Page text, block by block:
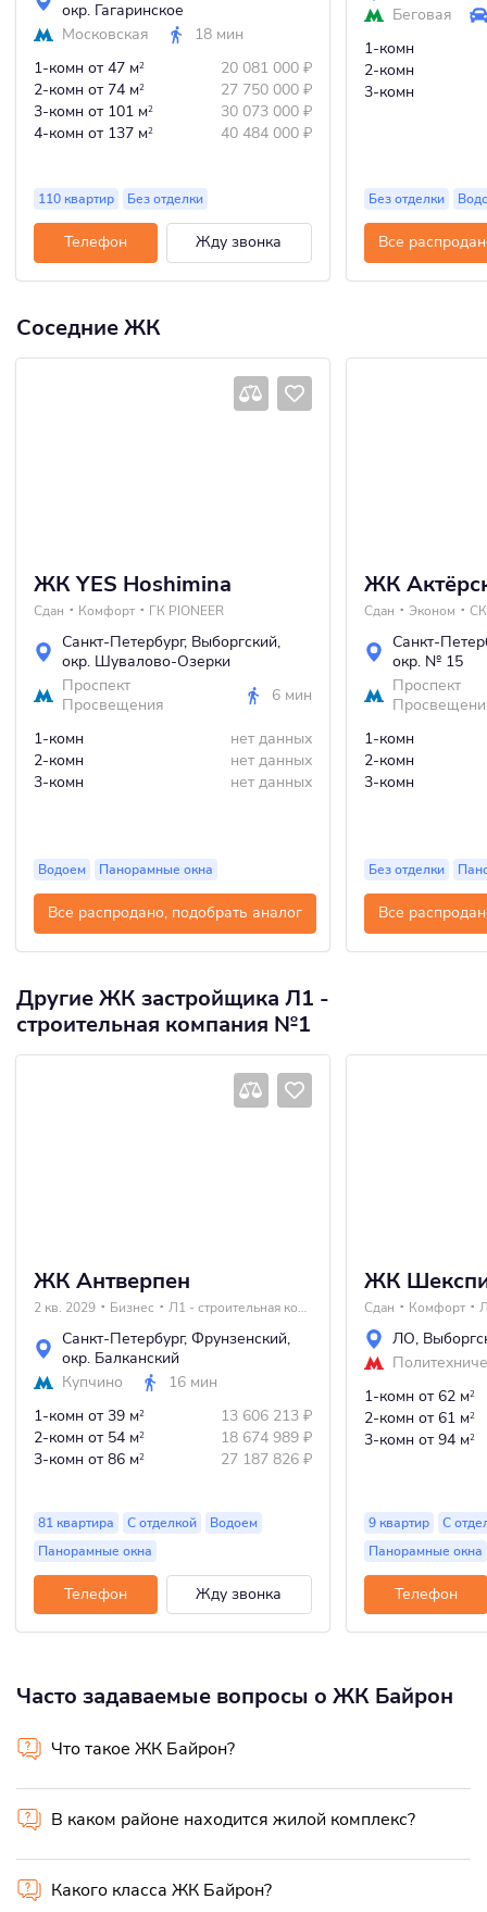
окр. Гагаринское
Московская
18 мин
1-комн от 47 м2 20 081 000 ₽
2-комн от 74 м2 27 750 000 ₽
3-комн от 101 м2 30 073 000 ₽
4-комн от 137 м2 40 484 000 ₽
110 квартир Без отделки
Телефон Жду звонка
Беговая
1-комн
2-комн
3-комн
Без отделки
Все
Соседние ЖК
ЖК YES Hoshimina
Сдан Комфорт ГК PIONEER
Санкт-Петербург, Выборгский,
окр. Шувалово-Озерки
Проспект
Просвещения
6 мин
1-комн
нет данных
2-комн
нет данных
3-комн
нет данных
Водоем Панорамные окна
Все распродано, подобрать аналог
ЖК
Сдан Эконом
Санкт-
окр. № 15
Проспект
1-комн
2-комн
3-комн
Без отделки
Все
Другие ЖК застройщика Л1 -
строительная компания №1
ЖК Антверпен
2 кв. 2029 Бизнес Л1 - строительная компания №1
Санкт-Петербург, Фрунзенский,
окр. Балканский
Купчино
16 мин
1-комн от 39 м2 13 606 213 ₽
2-комн от 54 м2 18 674 989 ₽
3-комн от 86 м2 27 187 826 ₽
81 квартира С отделкой
Водоем
Панорамные окна
Телефон Жду звонка
ЖК
Сдан Комфорт
ЛО,
1-комн от 62 м2
2-комн от 61 м2
3-комн от 94 м2
9 квартир
С
Панорамные окна
Телефон
Часто задаваемые вопросы о ЖК Байрон
Что такое ЖК Байрон?
В каком районе находится жилой комплекс?
Какого класса ЖК Байрон?